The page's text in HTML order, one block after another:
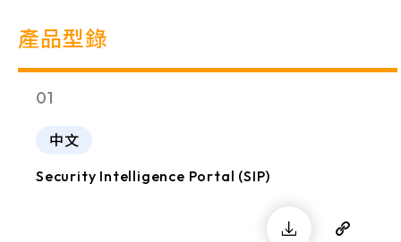
產品型錄
01
中文
Security Intelligence Portal (SIP)